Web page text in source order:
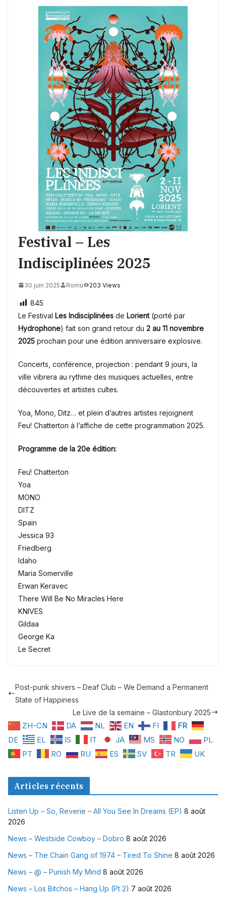
Festival – Les
Indisciplinées 2025
30 juin 2025 Romu 203 Views
845
Le Festival Les Indisciplinées de Lorient(porté par
Hydrophone) fait son grand retour du 2 au 11 novembre
2025 prochain pour une édition anniversaire explosive.
Concerts, conférence, projection : pendant 9 jours, la
ville vibrera au rythme des musiques actuelles, entre
découvertes et artistes cultes.
Yoa, Mono, Ditz… et plein d’autres artistes rejoignent
Feu! Chatterton à l’affiche de cette programmation 2025.
Programme de la 20e édition:
Feu! Chatterton
Yoa
MONO
DITZ
Spain
Jessica 93
Friedberg
Idaho
Maria Somerville
Erwan Keravec
There Will Be No Miracles Here
KNIVES
Gildaa
George Ka
Le Secret
Post-punk shivers – Deaf Club – We Demand a Permanent
State of Happiness
Le Live de la semaine – Glastonbury 2025
ZH-CN DA NL EN FI
FR
DE
EL IS IT JA MS NO
PL
PT
RO RU ES SV TR UK
Articles récents
Listen Up – So, Reverie – All You See In Dreams (EP) 8 août
2026
News – Westside Cowboy – Dobro 8 août 2026
News – The Chain Gang of 1974 – Tired To Shine 8 août 2026
News – @ – Punish My Mind 8 août 2026
News – Los Bitchos – Hang Up (Pt 2) 7 août 2026